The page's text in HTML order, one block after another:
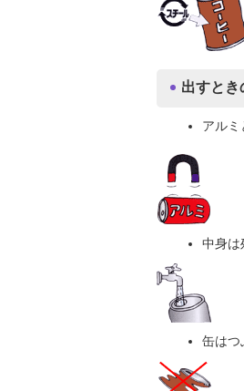
出すとき
アルミ
中身は
缶はつ